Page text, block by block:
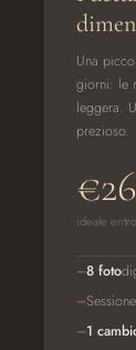
Una
giorni: le
leggera.
prezioso.
ideale
8 foto
1